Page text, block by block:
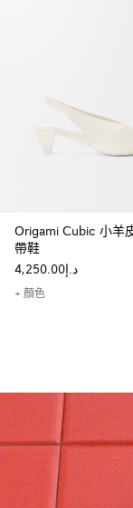
Origami Cubic 小羊
帶鞋
د.إ4,250.00
+ 顏色